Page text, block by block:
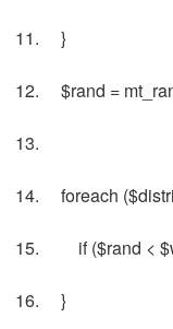
}
$rand =
foreach
if ($rand <
}